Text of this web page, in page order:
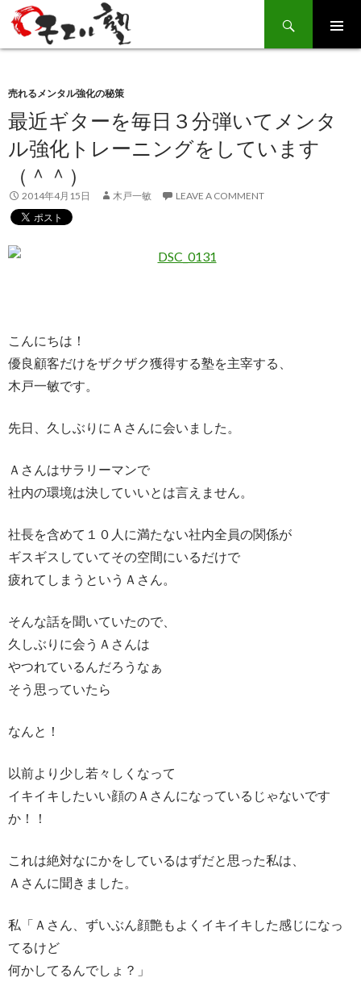
Search
SKIP
TO
売れるメンタル強化の秘策
最近ギターを毎日３分弾いてメンタ
ル強化トレーニングをしています
（＾＾）
2014年4月15日 木戸一敏 LEAVE A COMMENT
こんにちは！
優良顧客だけをザクザク獲得する塾を主宰する、
木戸一敏です。
先日、久しぶりにＡさんに会いました。
Ａさんはサラリーマンで
社内の環境は決していいとは言えません。
社長を含めて１０人に満たない社内全員の関係が
ギスギスしていてその空間にいるだけで
疲れてしまうというＡさん。
そんな話を聞いていたので、
久しぶりに会うＡさんは
やつれているんだろうなぁ
そう思っていたら
なんと！
以前より少し若々しくなって
イキイキしたいい顔のＡさんになっているじゃないです
か！！
これは絶対なにかをしているはずだと思った私は、
Ａさんに聞きました。
私「Ａさん、ずいぶん顔艶もよくイキイキした感じになっ
てるけど
何かしてるんでしょ？」